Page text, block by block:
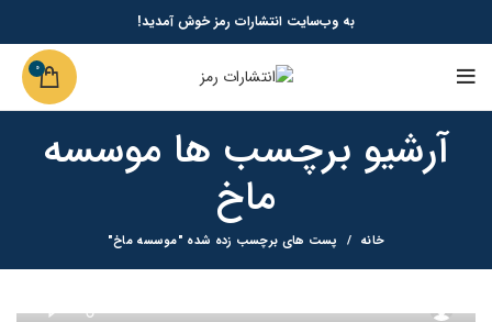
به وب‌سایت انتشارات رمز خوش آمدید!
0
آرشیو برچسب ها موسسه
ماخ
خانه پست های برچسب زده شده "موسسه ماخ"
admin